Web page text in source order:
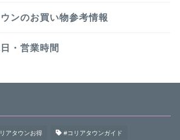
ンのお買い物参考情報
・営業時間
アタウンお得 #コリアタウンガイド